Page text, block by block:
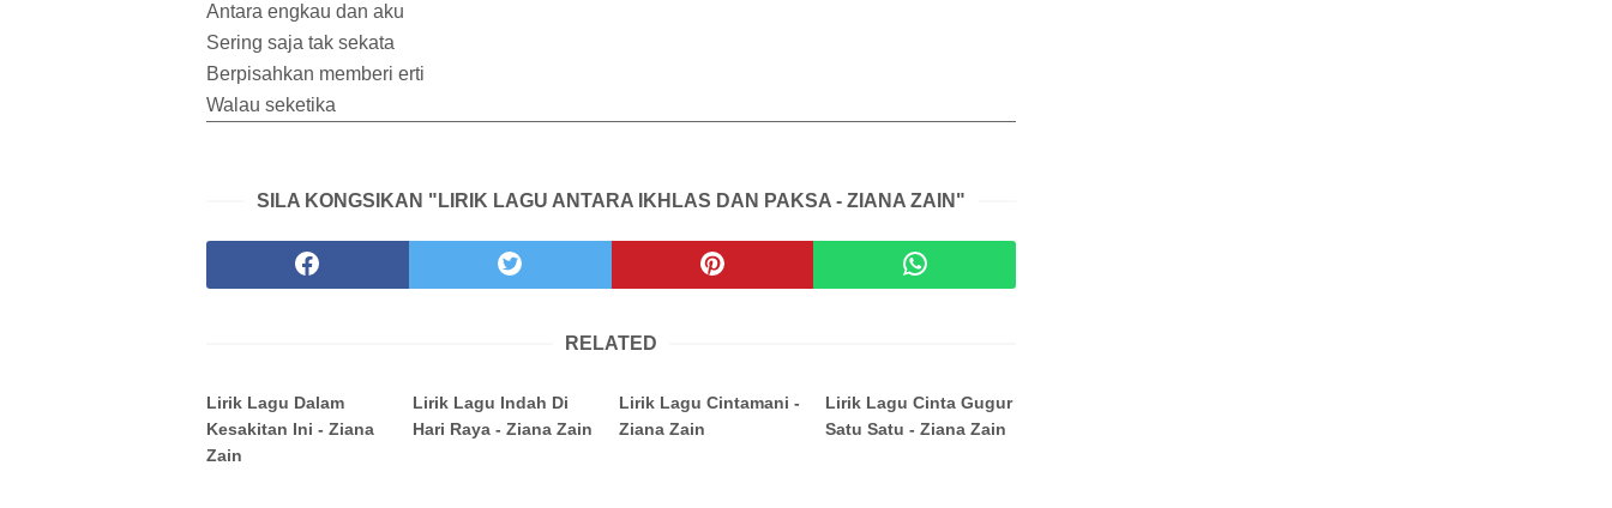
Antara engkau dan aku
Sering saja tak sekata
Berpisahkan memberi erti
Walau seketika
SILA KONGSIKAN "LIRIK LAGU ANTARA IKHLAS DAN PAKSA - ZIANA ZAIN"
RELATED
Lirik Lagu Dalam
Kesakitan Ini - Ziana
Zain
Lirik Lagu Indah Di
Hari Raya - Ziana Zain
Lirik Lagu Cintamani -
Ziana Zain
Lirik Lagu Cinta Gugur
Satu Satu - Ziana Zain